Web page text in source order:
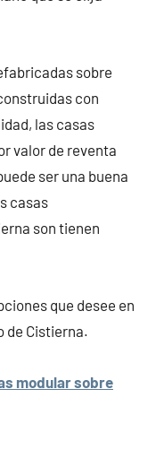
sobre
con
las casas
valor de reventa
ser una buena
casas
son tienen
que desee en
de Cistierna.
modular sobre